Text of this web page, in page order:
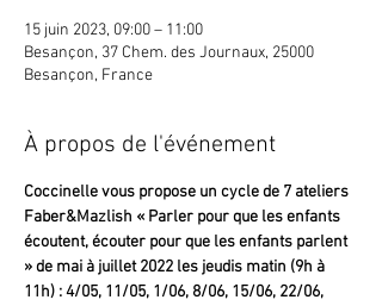
15 juin 2023, 09:00 – 11:00
Besançon, 37 Chem. des Journaux, 25000
Besançon, France
À propos de l'événement
Coccinelle vous propose un cycle de 7 ateliers
Faber&Mazlish « Parler pour que les enfants
écoutent, écouter pour que les enfants parlent
» de mai à juillet 2022 les jeudis matin (9h à
11h) : 4/05, 11/05, 1/06, 8/06, 15/06, 22/06,